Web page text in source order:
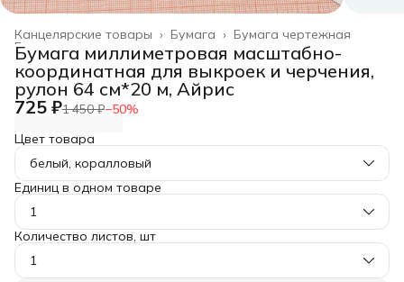
Бумага чертежная
Бумага ›
Канцелярские товары ›
Главная ›
Бумага миллиметровая масштабно-
координатная для выкроек и черчения,
рулон 64 см*20 м, Айрис
725 ₽1 450 ₽−50%
Цвет товара
белый, коралловый
Единиц в одном товаре
1
Количество листов, шт
1